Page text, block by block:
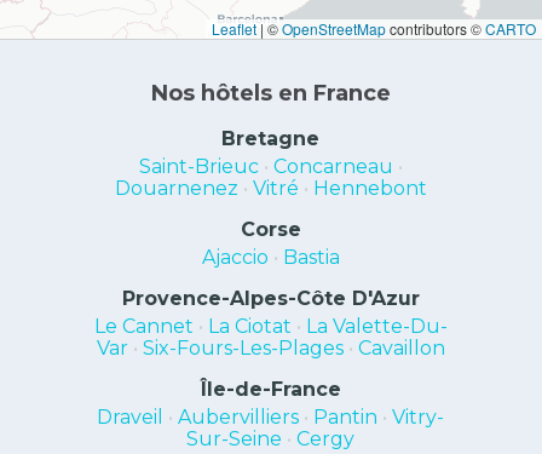
Leaflet | ©OpenStreetMapcontributors ©CARTO
Nos hôtels en France
Bretagne
Saint-Brieuc• Concarneau •
Douarnenez • Vitré • Hennebont
Corse
Ajaccio • Bastia
Provence-Alpes-Côte D'Azur
Le Cannet • La Ciotat • La Valette-Du-
Var• Six-Fours-Les-Plages• Cavaillon
Île-de-France
Draveil •Aubervilliers • Pantin •Vitry-
Sur-Seine •Cergy